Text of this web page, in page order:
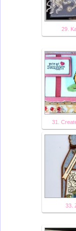
29.
31.
33.